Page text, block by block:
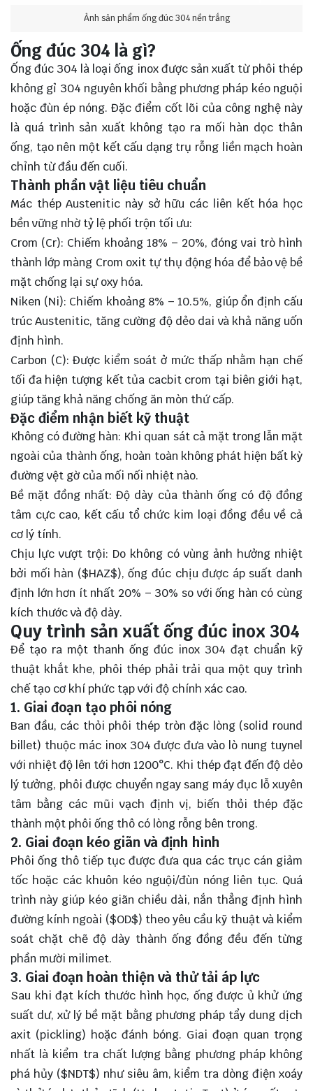
Ảnh sản phẩm ống đúc 304 nền trắng
Ống đúc 304 là gì?
Ống đúc 304 là loại ống inox được sản xuất từ phôi thép
không gỉ 304 nguyên khối bằng phương pháp kéo nguội
hoặc đùn ép nóng. Đặc điểm cốt lõi của công nghệ này
là quá trình sản xuất không tạo ra mối hàn dọc thân
ống, tạo nên một kết cấu dạng trụ rỗng liền mạch hoàn
chỉnh từ đầu đến cuối.
Thành phần vật liệu tiêu chuẩn
Mác thép Austenitic này sở hữu các liên kết hóa học
bền vững nhờ tỷ lệ phối trộn tối ưu:
Crom (Cr): Chiếm khoảng 18% – 20%, đóng vai trò hình
thành lớp màng Crom oxit tự thụ động hóa để bảo vệ bề
mặt chống lại sự oxy hóa.
Niken (Ni): Chiếm khoảng 8% – 10.5%, giúp ổn định cấu
trúc Austenitic, tăng cường độ dẻo dai và khả năng uốn
định hình.
Carbon (C): Được kiểm soát ở mức thấp nhằm hạn chế
tối đa hiện tượng kết tủa cacbit crom tại biên giới hạt,
giúp tăng khả năng chống ăn mòn thứ cấp.
Đặc điểm nhận biết kỹ thuật
Không có đường hàn: Khi quan sát cả mặt trong lẫn mặt
ngoài của thành ống, hoàn toàn không phát hiện bất kỳ
đường vệt gờ của mối nối nhiệt nào.
Bề mặt đồng nhất: Độ dày của thành ống có độ đồng
tâm cực cao, kết cấu tổ chức kim loại đồng đều về cả
cơ lý tính.
Chịu lực vượt trội: Do không có vùng ảnh hưởng nhiệt
bởi mối hàn ($HAZ$), ống đúc chịu được áp suất danh
định lớn hơn ít nhất 20% – 30% so với ống hàn có cùng
kích thước và độ dày.
Quy trình sản xuất ống đúc inox 304
Để tạo ra một thanh ống đúc inox 304 đạt chuẩn kỹ
thuật khắt khe, phôi thép phải trải qua một quy trình
chế tạo cơ khí phức tạp với độ chính xác cao.
1. Giai đoạn tạo phôi nóng
Ban đầu, các thỏi phôi thép tròn đặc lòng (solid round
billet) thuộc mác inox 304 được đưa vào lò nung tuynel
với nhiệt độ lên tới hơn 1200°C. Khi thép đạt đến độ dẻo
lý tưởng, phôi được chuyển ngay sang máy đục lỗ xuyên
tâm bằng các mũi vạch định vị, biến thỏi thép đặc
thành một phôi ống thô có lòng rỗng bên trong.
2. Giai đoạn kéo giãn và định hình
Phôi ống thô tiếp tục được đưa qua các trục cán giảm
tốc hoặc các khuôn kéo nguội/đùn nóng liên tục. Quá
trình này giúp kéo giãn chiều dài, nắn thẳng định hình
đường kính ngoài ($OD$) theo yêu cầu kỹ thuật và kiểm
soát chặt chẽ độ dày thành ống đồng đều đến từng
phần mười milimet.
3. Giai đoạn hoàn thiện và thử tải áp lực
Sau khi đạt kích thước hình học, ống được ủ khử ứng
suất dư, xử lý bề mặt bằng phương pháp tẩy dung dịch
axit (pickling) hoặc đánh bóng. Giai đoạn quan trọng
nhất là kiểm tra chất lượng bằng phương pháp không
phá hủy ($NDT$) như siêu âm, kiểm tra dòng điện xoáy